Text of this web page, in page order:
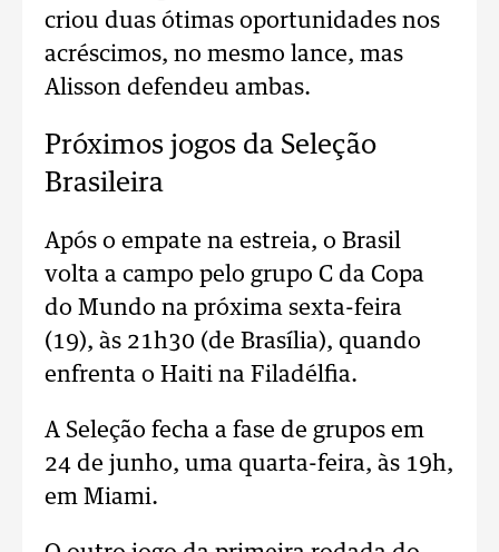
criou duas ótimas oportunidades nos
acréscimos, no mesmo lance, mas
Alisson defendeu ambas.
Próximos jogos da Seleção
Brasileira
Após o empate na estreia, o Brasil
volta a campo pelo grupo C da Copa
do Mundo na próxima sexta-feira
(19), às 21h30 (de Brasília), quando
enfrenta o Haiti na Filadélfia.
A Seleção fecha a fase de grupos em
24 de junho, uma quarta-feira, às 19h,
em Miami.